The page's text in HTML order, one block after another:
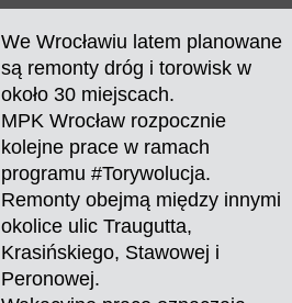
We Wrocławiu latem planowane
są remonty dróg i torowisk w
około 30 miejscach.
MPK Wrocław rozpocznie
kolejne prace w ramach
programu #Torywolucja.
Remonty obejmą między innymi
okolice ulic Traugutta,
Krasińskiego, Stawowej i
Peronowej.